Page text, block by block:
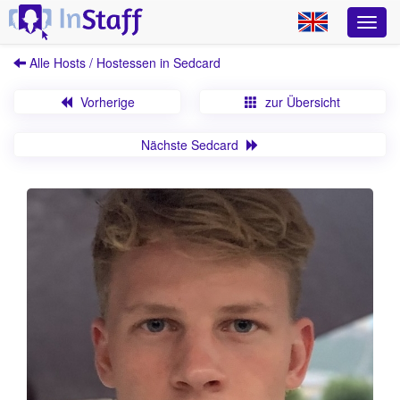
Alle Hosts / Hostessen in Sedcard
Vorherige zur Übersicht
Nächste Sedcard